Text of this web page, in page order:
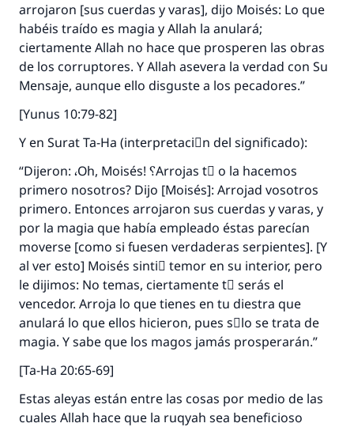
arrojaron [sus cuerdas y varas], dijo Moisés: Lo que
habéis traído es magia y Allah la anulará;
ciertamente Allah no hace que prosperen las obras
de los corruptores. Y Allah asevera la verdad con Su
Mensaje, aunque ello disguste a los pecadores.”
[Yunus 10:79-82]
Y en Surat Ta-Ha (interpretaciَn del significado):
“Dijeron: ،Oh, Moisés! ؟Arrojas tْ o la hacemos
primero nosotros? Dijo [Moisés]: Arrojad vosotros
primero. Entonces arrojaron sus cuerdas y varas, y
por la magia que había empleado éstas parecían
moverse [como si fuesen verdaderas serpientes]. [Y
al ver esto] Moisés sintiَ temor en su interior, pero
le dijimos: No temas, ciertamente tْ serás el
vencedor. Arroja lo que tienes en tu diestra que
anulará lo que ellos hicieron, pues sَlo se trata de
magia. Y sabe que los magos jamás prosperarán.”
[Ta-Ha 20:65-69]
Estas aleyas están entre las cosas por medio de las
cuales Allah hace que la ruqyah sea beneficioso